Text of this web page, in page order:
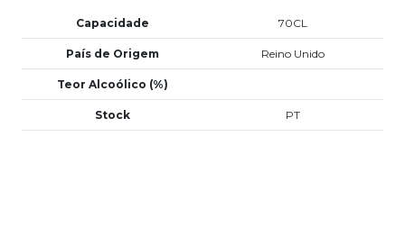
Capacidade 70CL
País de Origem Reino Unido
Teor Alcoólico (%)
Stock PT